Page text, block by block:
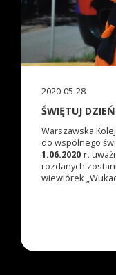
2020-05-28
ŚWIĘTUJ
Warszawska
do wspólnego
1.06.2020 r.
rozdanych
wiewiórek